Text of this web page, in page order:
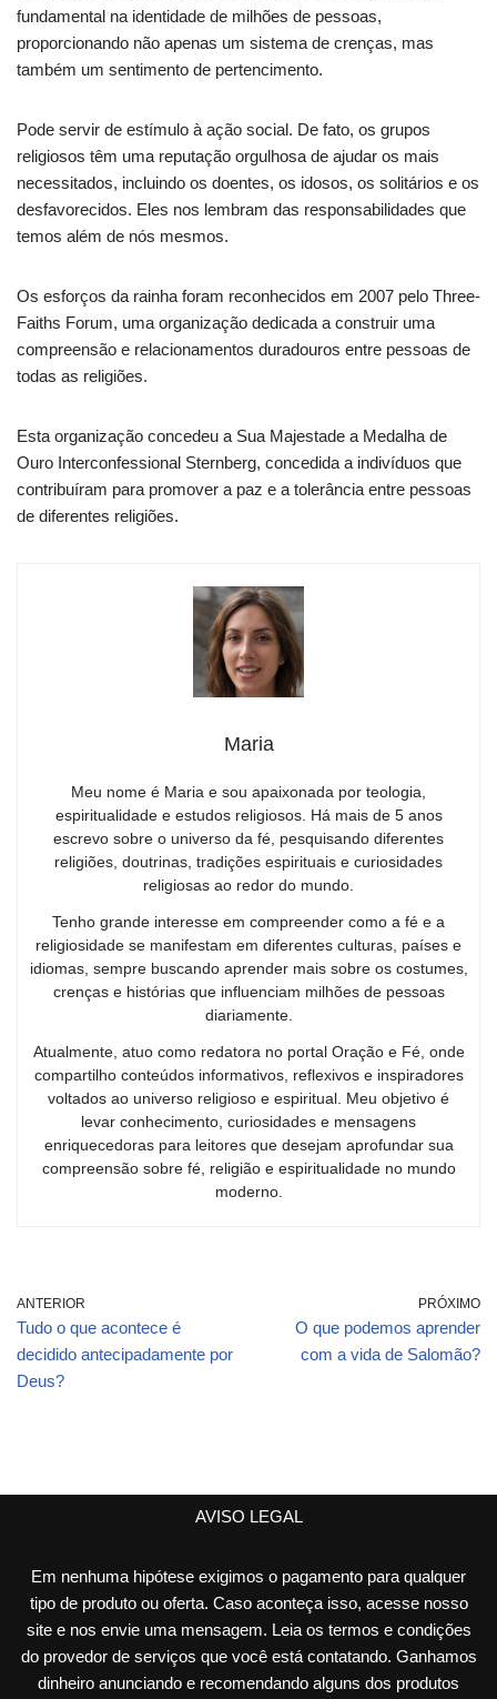
fundamental na identidade de milhões de pessoas,
proporcionando não apenas um sistema de crenças, mas
também um sentimento de pertencimento.
Pode servir de estímulo à ação social. De fato, os grupos
religiosos têm uma reputação orgulhosa de ajudar os mais
necessitados, incluindo os doentes, os idosos, os solitários e os
desfavorecidos. Eles nos lembram das responsabilidades que
temos além de nós mesmos.
Os esforços da rainha foram reconhecidos em 2007 pelo Three-
Faiths Forum, uma organização dedicada a construir uma
compreensão e relacionamentos duradouros entre pessoas de
todas as religiões.
Esta organização concedeu a Sua Majestade a Medalha de
Ouro Interconfessional Sternberg, concedida a indivíduos que
contribuíram para promover a paz e a tolerância entre pessoas
de diferentes religiões.
Maria
Meu nome é Maria e sou apaixonada por teologia,
espiritualidade e estudos religiosos. Há mais de 5 anos
escrevo sobre o universo da fé, pesquisando diferentes
religiões, doutrinas, tradições espirituais e curiosidades
religiosas ao redor do mundo.
Tenho grande interesse em compreender como a fé e a
religiosidade se manifestam em diferentes culturas, países e
idiomas, sempre buscando aprender mais sobre os costumes,
crenças e histórias que influenciam milhões de pessoas
diariamente.
Atualmente, atuo como redatora no portal Oração e Fé, onde
compartilho conteúdos informativos, reflexivos e inspiradores
voltados ao universo religioso e espiritual. Meu objetivo é
levar conhecimento, curiosidades e mensagens
enriquecedoras para leitores que desejam aprofundar sua
compreensão sobre fé, religião e espiritualidade no mundo
moderno.
ANTERIOR
Tudo o que acontece é
decidido antecipadamente por
Deus?
PRÓXIMO
O que podemos aprender
com a vida de Salomão?
AVISO LEGAL
Em nenhuma hipótese exigimos o pagamento para qualquer
tipo de produto ou oferta. Caso aconteça isso, acesse nosso
site e nos envie uma mensagem. Leia os termos e condições
do provedor de serviços que você está contatando. Ganhamos
dinheiro anunciando e recomendando alguns dos produtos